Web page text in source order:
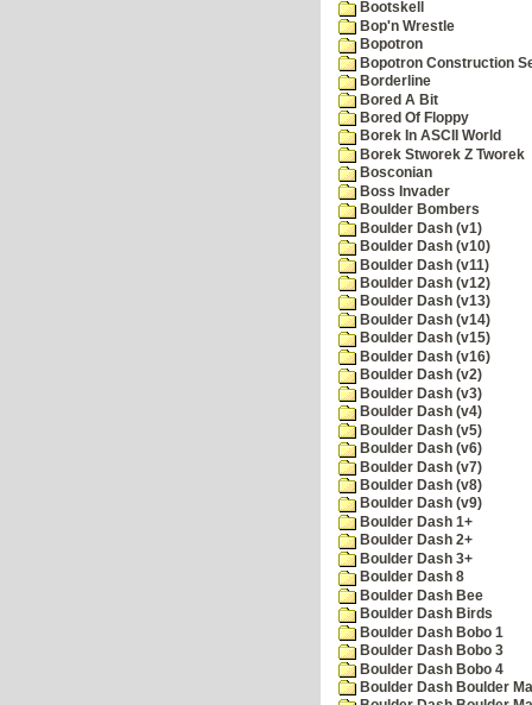
Bootskell
Bop'n Wrestle
Bopotron
Bopotron Construction
Borderline
Bored A Bit
Bored Of Floppy
Borek In ASCII World
Borek Stworek Z Tworek
Bosconian
Boss Invader
Boulder Bombers
Boulder Dash (v1)
Boulder Dash (v10)
Boulder Dash (v11)
Boulder Dash (v12)
Boulder Dash (v13)
Boulder Dash (v14)
Boulder Dash (v15)
Boulder Dash (v16)
Boulder Dash (v2)
Boulder Dash (v3)
Boulder Dash (v4)
Boulder Dash (v5)
Boulder Dash (v6)
Boulder Dash (v7)
Boulder Dash (v8)
Boulder Dash (v9)
Boulder Dash 1+
Boulder Dash 2+
Boulder Dash 3+
Boulder Dash 8
Boulder Dash Bee
Boulder Dash Birds
Boulder Dash Bobo 1
Boulder Dash Bobo 3
Boulder Dash Bobo 4
Boulder Dash Boulder